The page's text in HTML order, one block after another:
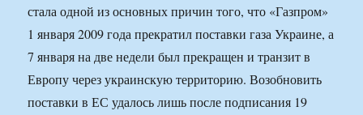
стала одной из основных причин того, что «Газпром»
1 января 2009 года прекратил поставки газа Украине, а
7 января на две недели был прекращен и транзит в
Европу через украинскую территорию. Возобновить
поставки в ЕС удалось лишь после подписания 19